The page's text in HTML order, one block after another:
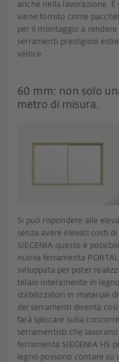
anche nella lavorazione.
viene fornito come
per il montaggio a
serramenti prestigiosi
veloce.
60 mm: non solo
metro di misura.
Si può rispondere alle
senza avere elevati costi
SIEGENIA questo è
nuova ferramenta
sviluppata per poter
telaio interamente in
stabilizzatori in materiali
dei serramenti diventa
farà spiccare sulla
serramentisti che
ferramenta SIEGENIA HS
legno possono contare su